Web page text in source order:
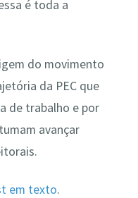
é toda a
do movimento
da PEC que
de trabalho e por
avançar
em texto.